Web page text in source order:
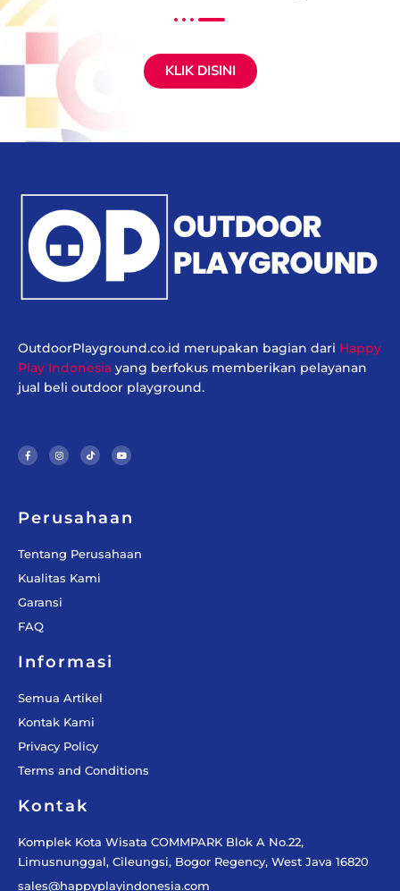
KLIK DISINI
OutdoorPlayground.co.id merupakan bagian dari Happy
Play Indonesia yang berfokus memberikan pelayanan
jual beli outdoor playground.
c
e
b
f
s
t
a
k
t
o
u
t
u
Perusahaan
Tentang Perusahaan
Kualitas Kami
Garansi
FAQ
Informasi
Semua Artikel
Kontak Kami
Privacy Policy
Terms and Conditions
Kontak
Komplek Kota Wisata COMMPARK Blok A No.22,
Limusnunggal, Cileungsi, Bogor Regency, West Java 16820
sales@happyplayindonesia.com